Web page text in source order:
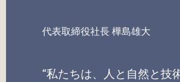
代表取締役社長 樺島雄大
“私たちは、人と自然と技